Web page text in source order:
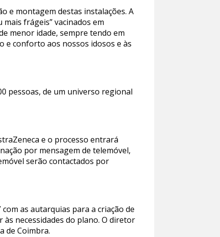
e montagem destas instalações. A
frágeis” vacinados em
menor idade, sempre tendo em
e conforto aos nossos idosos e às
pessoas, de um universo regional
e o processo entrará
por mensagem de telemóvel,
serão contactados por
as autarquias para a criação de
às necessidades do plano. O diretor
de Coimbra.